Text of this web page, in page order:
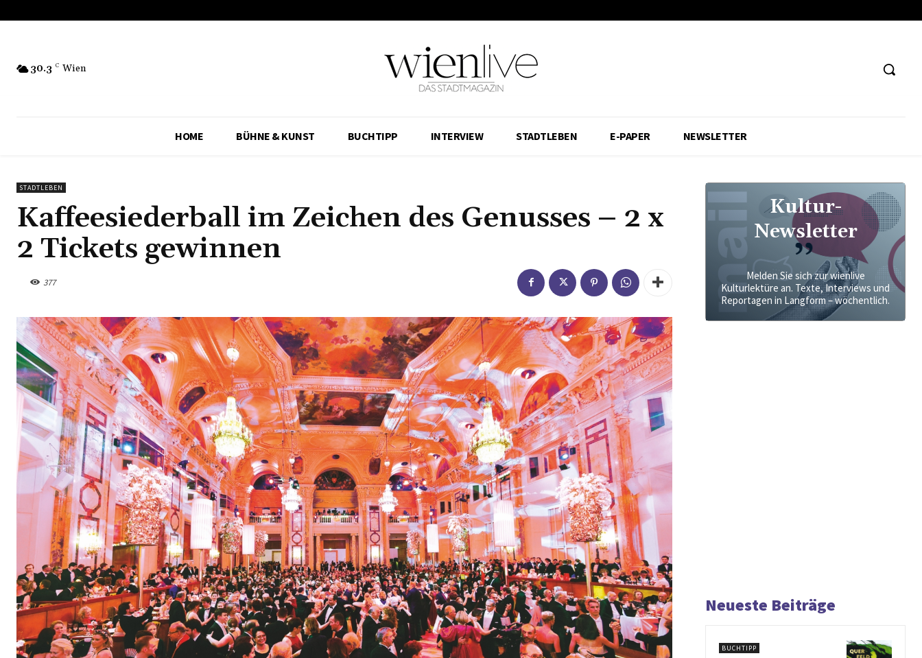
30.3 C Wien
HOME BÜHNE & KUNST BUCHTIPP INTERVIEW STADTLEBEN E-PAPER NEWSLETTER
STADTLEBEN
Kaffeesiederball im Zeichen des Genusses – 2 x
2 Tickets gewinnen
377
Kultur-
Newsletter
Melden Sie sich zur wienlive
Kulturlektüre an. Texte, Interviews und
Reportagen in Langform – wöchentlich.
Neueste Beiträge
BUCHTIPP